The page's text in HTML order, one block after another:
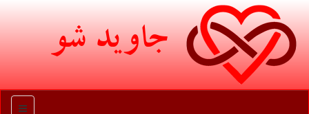
جاوید شو
منو